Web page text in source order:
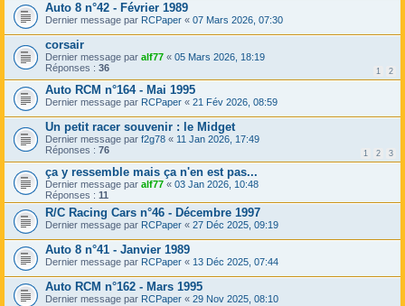
Auto 8 n°42 - Février 1989
Dernier message par RCPaper « 07 Mars 2026, 07:30
corsair
Dernier message par alf77 « 05 Mars 2026, 18:19
Réponses : 36 1 2
Auto RCM n°164 - Mai 1995
Dernier message par RCPaper « 21 Fév 2026, 08:59
Un petit racer souvenir : le Midget
Dernier message par f2g78 « 11 Jan 2026, 17:49
Réponses : 76 1 2 3
ça y ressemble mais ça n'en est pas...
Dernier message par alf77 « 03 Jan 2026, 10:48
Réponses : 11
R/C Racing Cars n°46 - Décembre 1997
Dernier message par RCPaper « 27 Déc 2025, 09:19
Auto 8 n°41 - Janvier 1989
Dernier message par RCPaper « 13 Déc 2025, 07:44
Auto RCM n°162 - Mars 1995
Dernier message par RCPaper « 29 Nov 2025, 08:10